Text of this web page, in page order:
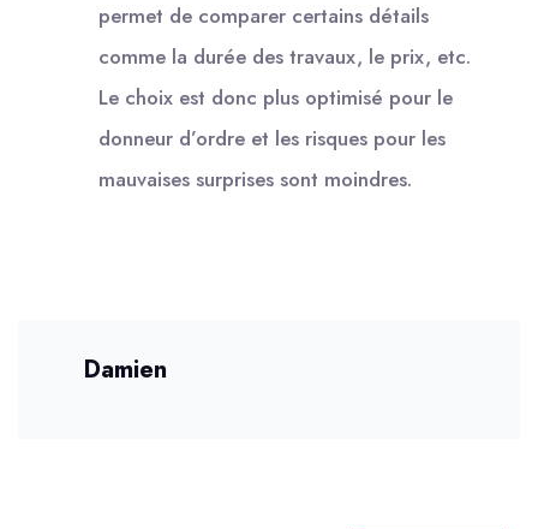
permet de comparer certains détails
comme la durée des travaux, le prix, etc.
Le choix est donc plus optimisé pour le
donneur d’ordre et les risques pour les
mauvaises surprises sont moindres.
Damien